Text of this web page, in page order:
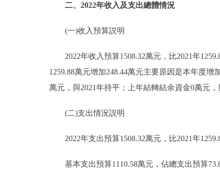
二、2022年收入及支出總體情況
(一)收入預算説明
2022年收入預算1508.32萬元，比2021年
1259.88萬元增加248.44萬元主要原因是本年度
萬元，與2021年持平；上年結轉結余資金0萬元，
(二)支出情況説明
2022年支出預算1508.32萬元，比2021年
基本支出預算1110.58萬元，佔總支出預算